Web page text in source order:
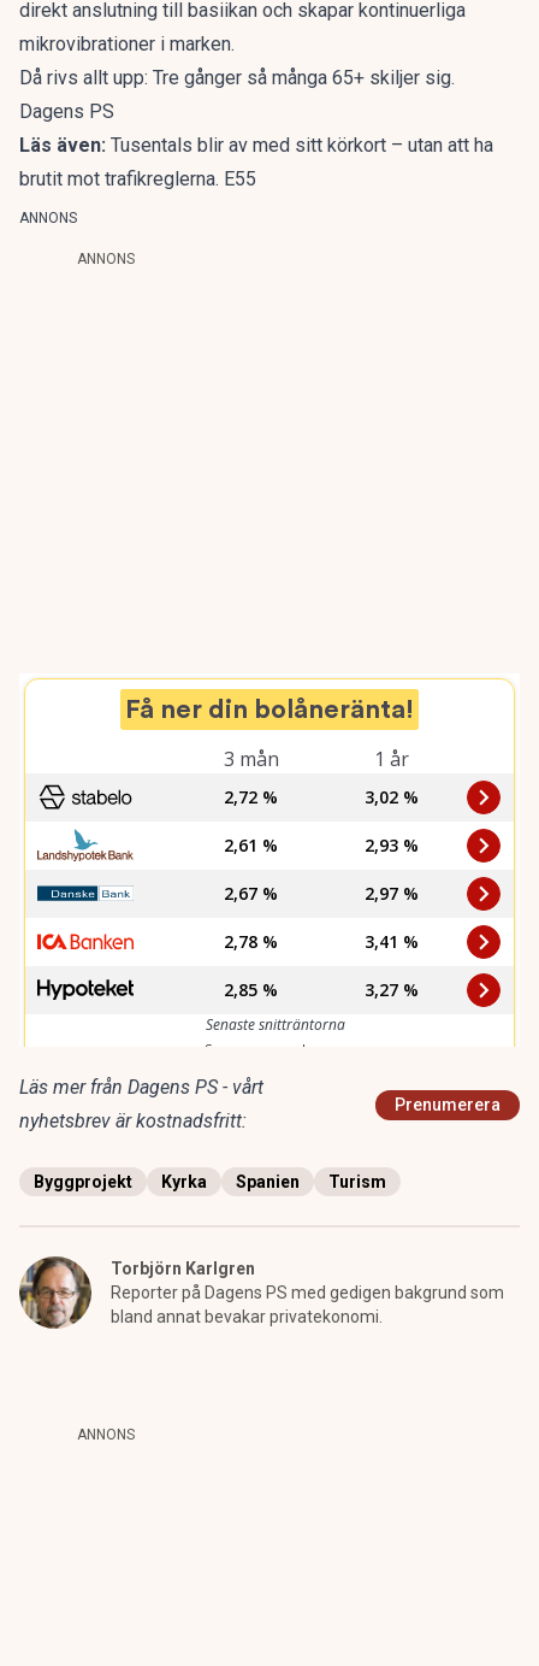
direkt anslutning till basiikan och skapar kontinuerliga
mikrovibrationer i marken.
Då rivs allt upp: Tre gånger så många 65+ skiljer sig.
Dagens PS
Läs även: Tusentals blir av med sitt körkort – utan att ha
brutit mot trafikreglerna. E55
ANNONS
ANNONS
Läs mer från Dagens PS - vårt
nyhetsbrev är kostnadsfritt:
Prenumerera
Byggprojekt Kyrka Spanien Turism
Torbjörn Karlgren
Reporter på Dagens PS med gedigen bakgrund som
bland annat bevakar privatekonomi.
ANNONS